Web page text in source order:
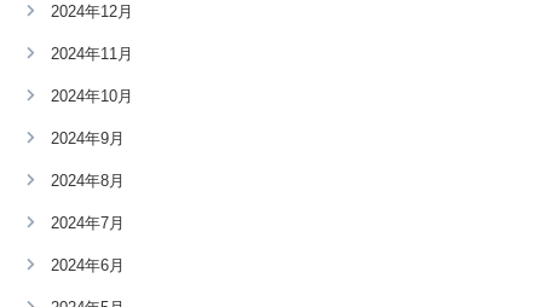
2024年12月
2024年11月
2024年10月
2024年9月
2024年8月
2024年7月
2024年6月